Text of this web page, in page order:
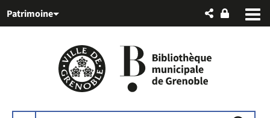
au
auPatrimoine